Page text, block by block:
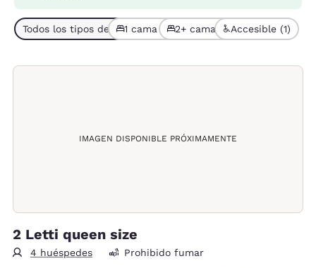
Todos los tipos de habitación (3)
1 cama (1) 2+ camas (2)Accesible (1)
IMAGEN DISPONIBLE PRÓXIMAMENTE
2 Letti queen size
4 huéspedes Prohibido fumar